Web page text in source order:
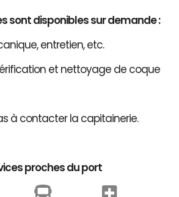
sont disponibles sur demande :
entretien, etc.
et nettoyage de coque
à contacter la capitainerie.
proches du port